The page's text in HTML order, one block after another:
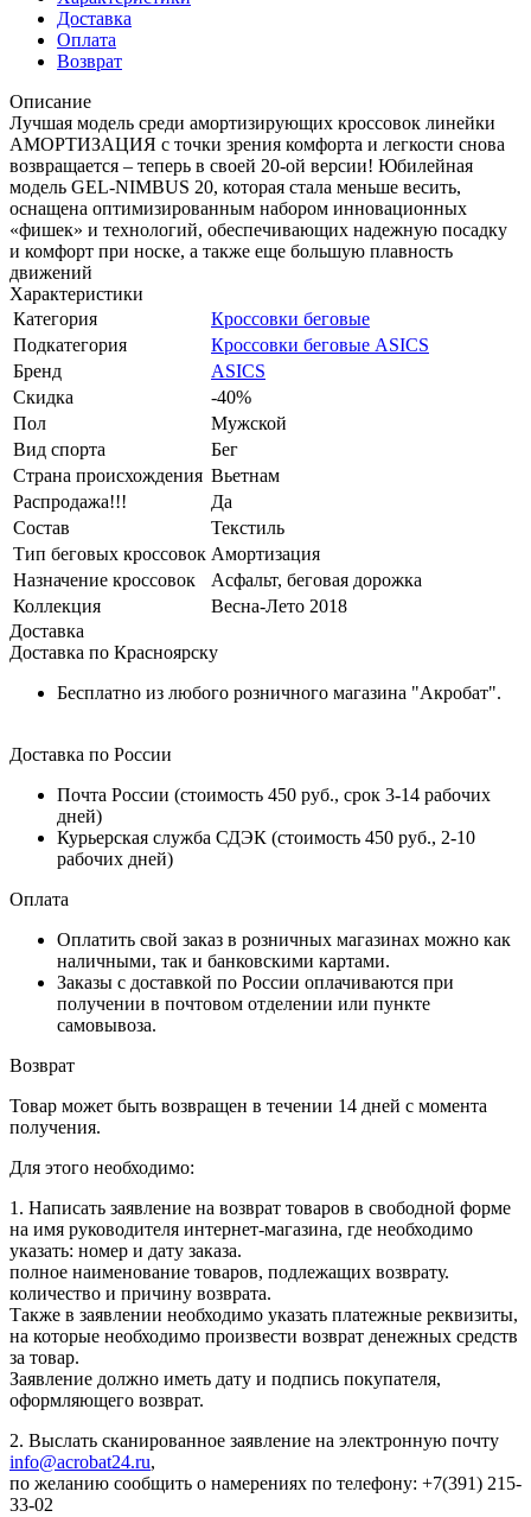
Доставка
Оплата
Возврат
Описание
Лучшая модель среди амортизирующих кроссовок линейки
АМОРТИЗАЦИЯ с точки зрения комфорта и легкости снова
возвращается – теперь в своей 20-ой версии! Юбилейная
модель GEL-NIMBUS 20, которая стала меньше весить,
оснащена оптимизированным набором инновационных
«фишек» и технологий, обеспечивающих надежную посадку
и комфорт при носке, а также еще большую плавность
движений
Характеристики
Категория
Кроссовки беговые
Подкатегория
Кроссовки беговые ASICS
Бренд
ASICS
Скидка
-40%
Пол
Мужской
Вид спорта
Бег
Страна происхождения Вьетнам
Распродажа!!!
Да
Состав
Текстиль
Тип беговых кроссовок Амортизация
Назначение кроссовок
Асфальт, беговая дорожка
Коллекция
Весна-Лето 2018
Доставка
Доставка по Красноярску
Бесплатно из любого розничного магазина "Акробат".
Доставка по России
Почта России (стоимость 450 руб., срок 3-14 рабочих
дней)
Курьерская служба СДЭК (стоимость 450 руб., 2-10
рабочих дней)
Оплата
Оплатить свой заказ в розничных магазинах можно как
наличными, так и банковскими картами.
Заказы с доставкой по России оплачиваются при
получении в почтовом отделении или пункте
самовывоза.
Возврат
Товар может быть возвращен в течении 14 дней с момента
получения.
Для этого необходимо:
1. Написать заявление на возврат товаров в свободной форме
на имя руководителя интернет-магазина, где необходимо
указать: номер и дату заказа.
полное наименование товаров, подлежащих возврату.
количество и причину возврата.
Также в заявлении необходимо указать платежные реквизиты,
на которые необходимо произвести возврат денежных средств
за товар.
Заявление должно иметь дату и подпись покупателя,
оформляющего возврат.
2. Выслать сканированное заявление на электронную почту
info@acrobat24.ru,
по желанию сообщить о намерениях по телефону: +7(391) 215-
33-02